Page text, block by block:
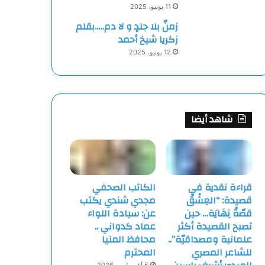
11 يونيو، 2025
زمنٌ بلا جلدٍ و لا دم…..بقلم
زكريا شيخ أحمد
12 يونيو، 2025
شاهد أيضا
قراءة نقدية في
قصيدة: “العِشْقُ
قصّةُ نِهَايَة… حين
تصبح القصيدة أكثر
علمانية ومصداقيّة”..
للشاعر المصري
الكاتب الصحفي
مجدي شندي يكتب
عن: سيادة اللواء
عماد كدواني ..
محافظ المنيا
المحترم